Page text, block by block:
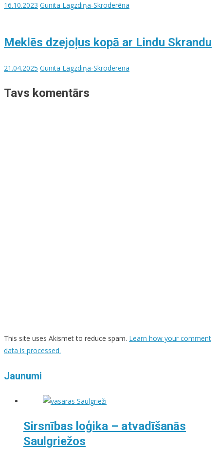
16.10.2023 Gunita Lagzdiņa-Skroderēna
Meklēs dzejoļus kopā ar Lindu Skrandu
21.04.2025 Gunita Lagzdiņa-Skroderēna
Tavs komentārs
This site uses Akismet to reduce spam. Learn how your comment
data is processed.
Jaunumi
Sirsnības loģika – atvadīšanās
Saulgriežos